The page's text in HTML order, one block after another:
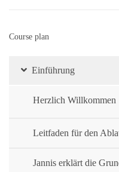
Course plan
Einführung
Herzlich Willkommen
Leitfaden für den
Jannis erklärt die